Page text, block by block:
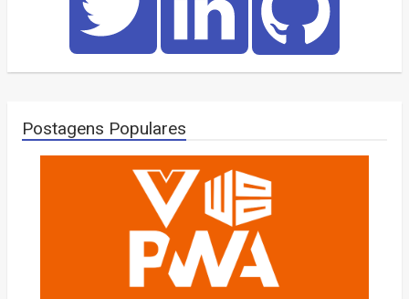
Postagens Populares